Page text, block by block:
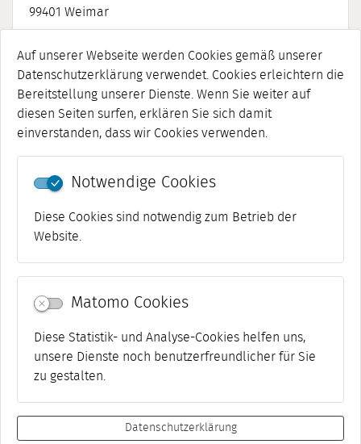
Auf unserer Webseite werden Cookies gemäß unserer
Datenschutzerklärung verwendet. Cookies erleichtern die
Bereitstellung unserer Dienste. Wenn Sie weiter auf
diesen Seiten surfen, erklären Sie sich damit
einverstanden, dass wir Cookies verwenden.
Notwendige Cookies
Diese Cookies sind notwendig zum Betrieb der
Website.
Matomo Cookies
Diese Statistik- und Analyse-Cookies helfen uns,
unsere Dienste noch benutzerfreundlicher für Sie
zu gestalten.
Datenschutzerklärung
99401 Weimar
Kontakt
03643 762-532
E-Mail:
Jetzt senden